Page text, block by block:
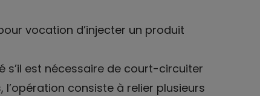
vocation d’injecter un produit
s’il est nécessaire de court-circuiter
l’opération consiste à relier plusieurs